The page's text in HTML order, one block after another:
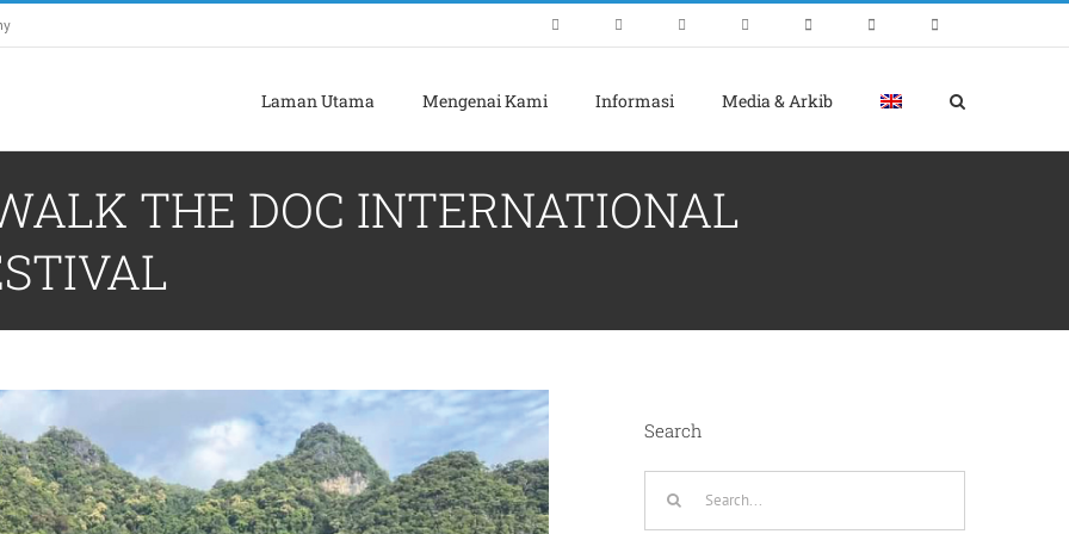
Laman Utama Mengenai Kami Informasi Media & Arkib
THE DOC INTERNATIONAL
Search